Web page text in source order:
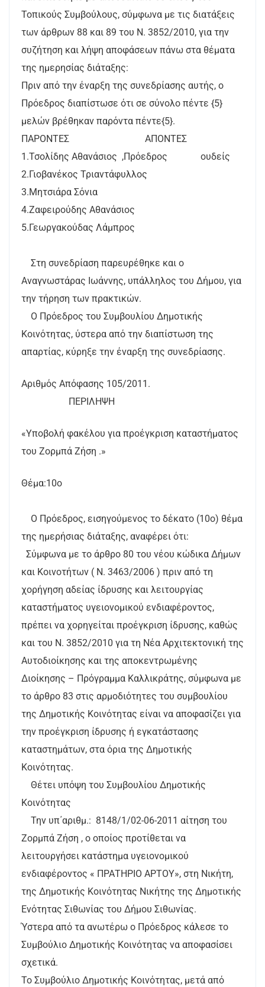
Τοπικούς Συμβούλους, σύμφωνα με τις διατάξεις
των άρθρων 88 και 89 του Ν. 3852/2010, για την
συζήτηση και λήψη αποφάσεων πάνω στα θέματα
της ημερησίας διάταξης:
Πριν από την έναρξη της συνεδρίασης αυτής, ο
Πρόεδρος διαπίστωσε ότι σε σύνολο πέντε {5}
μελών βρέθηκαν παρόντα πέντε{5}.
ΠΑΡΟΝΤΕΣ ΑΠΟΝΤΕΣ
1.Τσολίδης Αθανάσιος ,Πρόεδρος ουδείς
2.Γιοβανέκος Τριαντάφυλλος
3.Μητσιάρα Σόνια
4.Ζαφειρούδης Αθανάσιος
5.Γεωργακούδας Λάμπρος
Στη συνεδρίαση παρευρέθηκε και ο
Αναγνωστάρας Ιωάννης, υπάλληλος του Δήμου, για
την τήρηση των πρακτικών.
Ο Πρόεδρος του Συμβουλίου Δημοτικής
Κοινότητας, ύστερα από την διαπίστωση της
απαρτίας, κύρηξε την έναρξη της συνεδρίασης.
Αριθμός Απόφασης 105/2011.
ΠΕΡΙΛΗΨΗ
«Υποβολή φακέλου για προέγκριση καταστήματος
του Ζορμπά Ζήση .»
Θέμα:10ο
Ο Πρόεδρος, εισηγούμενος το δέκατο (10ο) θέμα
της ημερήσιας διάταξης, αναφέρει ότι:
Σύμφωνα με το άρθρο 80 του νέου κώδικα Δήμων
και Κοινοτήτων ( Ν. 3463/2006 ) πριν από τη
χορήγηση αδείας ίδρυσης και λειτουργίας
καταστήματος υγειονομικού ενδιαφέροντος,
πρέπει να χορηγείται προέγκριση ίδρυσης, καθώς
και του Ν. 3852/2010 για τη Νέα Αρχιτεκτονική της
Αυτοδιοίκησης και της αποκεντρωμένης
Διοίκησης – Πρόγραμμα Καλλικράτης, σύμφωνα με
το άρθρο 83 στις αρμοδιότητες του συμβουλίου
της Δημοτικής Κοινότητας είναι να αποφασίζει για
την προέγκριση ίδρυσης ή εγκατάστασης
καταστημάτων, στα όρια της Δημοτικής
Κοινότητας.
Θέτει υπόψη του Συμβουλίου Δημοτικής
Κοινότητας
Την υπ΄αριθμ.: 8148/1/02-06-2011 αίτηση του
Ζορμπά Ζήση , ο οποίος προτίθεται να
λειτουργήσει κατάστημα υγειονομικού
ενδιαφέροντος « ΠΡΑΤΗΡΙΟ ΑΡΤΟΥ», στη Νικήτη,
της Δημοτικής Κοινότητας Νικήτης της Δημοτικής
Ενότητας Σιθωνίας του Δήμου Σιθωνίας.
Ύστερα από τα ανωτέρω ο Πρόεδρος κάλεσε το
Συμβούλιο Δημοτικής Κοινότητας να αποφασίσει
σχετικά.
Το Συμβούλιο Δημοτικής Κοινότητας, μετά από